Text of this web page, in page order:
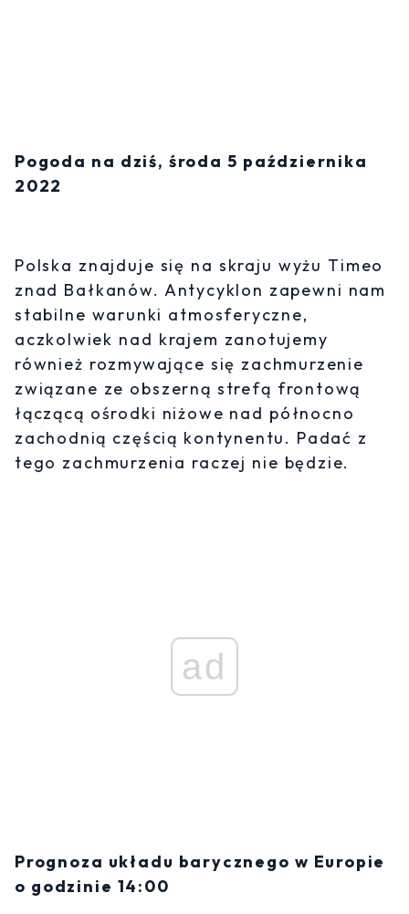
Pogoda na dziś, środa 5 października
2022
Polska znajduje się na skraju wyżu Timeo
znad Bałkanów. Antycyklon zapewni nam
stabilne warunki atmosferyczne,
aczkolwiek nad krajem zanotujemy
również rozmywające się zachmurzenie
związane ze obszerną strefą frontową
łączącą ośrodki niżowe nad północno
zachodnią częścią kontynentu. Padać z
tego zachmurzenia raczej nie będzie.
ad
Prognoza układu barycznego w Europie
o godzinie 14:00